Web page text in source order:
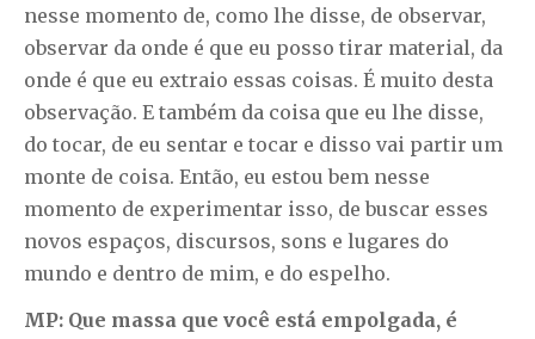
nesse momento de, como lhe disse, de observar,
observar da onde é que eu posso tirar material, da
onde é que eu extraio essas coisas. É muito desta
observação. E também da coisa que eu lhe disse,
do tocar, de eu sentar e tocar e disso vai partir um
monte de coisa. Então, eu estou bem nesse
momento de experimentar isso, de buscar esses
novos espaços, discursos, sons e lugares do
mundo e dentro de mim, e do espelho.
MP: Que massa que você está empolgada, é